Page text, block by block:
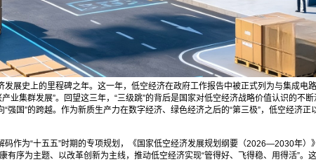
展史上的里程碑之年。这一年，低空经济在政府工作报告中被正式列为与集成电
集群发展”。回望这三年，“三级跳”的背后是国家对低空经济战略价值认识的不断
国”的跨越。作为新质生产力在数字经济、绿色经济之后的“第三极”，低空经济
作为“十五五”时期的专项规划，《国家低空经济发展规划纲要（2026—2030年
序为主题、以改革创新为主线，推动低空经济实现“管得好、飞得稳、用得活”。